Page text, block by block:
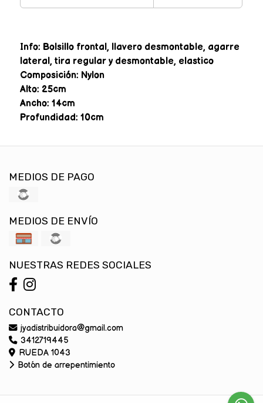
Info: Bolsillo frontal, llavero desmontable, agarre
lateral, tira regular y desmontable, elastico
Composición: Nylon
Alto: 25cm
Ancho: 14cm
Profundidad: 10cm
MEDIOS DE PAGO
MEDIOS DE ENVÍO
NUESTRAS REDES SOCIALES
CONTACTO
jyadistribuidora@gmail.com
3412719445
RUEDA 1043
Botón de arrepentimiento